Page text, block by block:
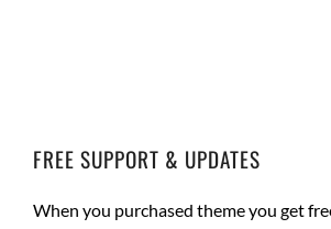
FREE SUPPORT & UPDATES
When you purchased theme you get